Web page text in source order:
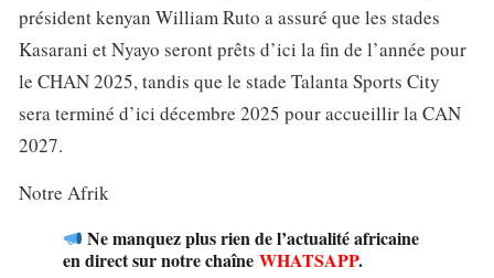
président kenyan William Ruto a assuré que les stades
Kasarani et Nyayo seront prêts d’ici la fin de l’année pour
le CHAN 2025, tandis que le stade Talanta Sports City
sera terminé d’ici décembre 2025 pour accueillir la CAN
2027.
Notre Afrik
Ne manquez plus rien de l’actualité africaine
en direct sur notre chaîne WHATSAPP.